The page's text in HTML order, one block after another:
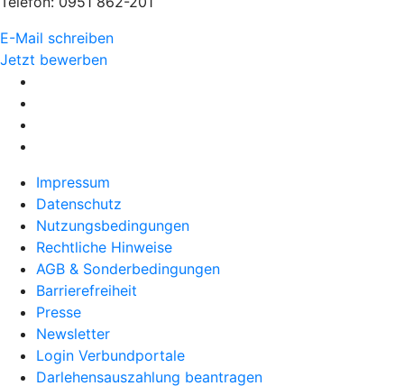
E-Mail schreiben
Jetzt bewerben
Impressum
Datenschutz
Nutzungsbedingungen
Rechtliche Hinweise
AGB & Sonderbedingungen
Barrierefreiheit
Presse
Newsletter
Login Verbundportale
Darlehensauszahlung beantragen